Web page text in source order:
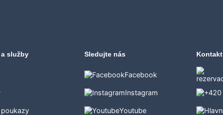
služby Sledujte nás
Facebook
Instagram
Youtube
Kontakt